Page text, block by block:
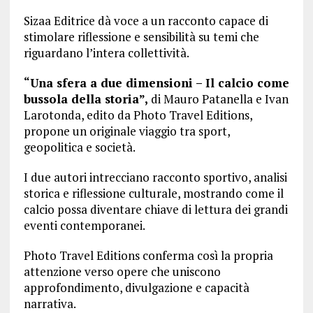
Sizaa Editrice dà voce a un racconto capace di
stimolare riflessione e sensibilità su temi che
riguardano l’intera collettività.
“Una sfera a due dimensioni – Il calcio come
bussola della storia”, di Mauro Patanella e Ivan
Larotonda, edito da Photo Travel Editions,
propone un originale viaggio tra sport,
geopolitica e società.
I due autori intrecciano racconto sportivo, analisi
storica e riflessione culturale, mostrando come il
calcio possa diventare chiave di lettura dei grandi
eventi contemporanei.
Photo Travel Editions conferma così la propria
attenzione verso opere che uniscono
approfondimento, divulgazione e capacità
narrativa.